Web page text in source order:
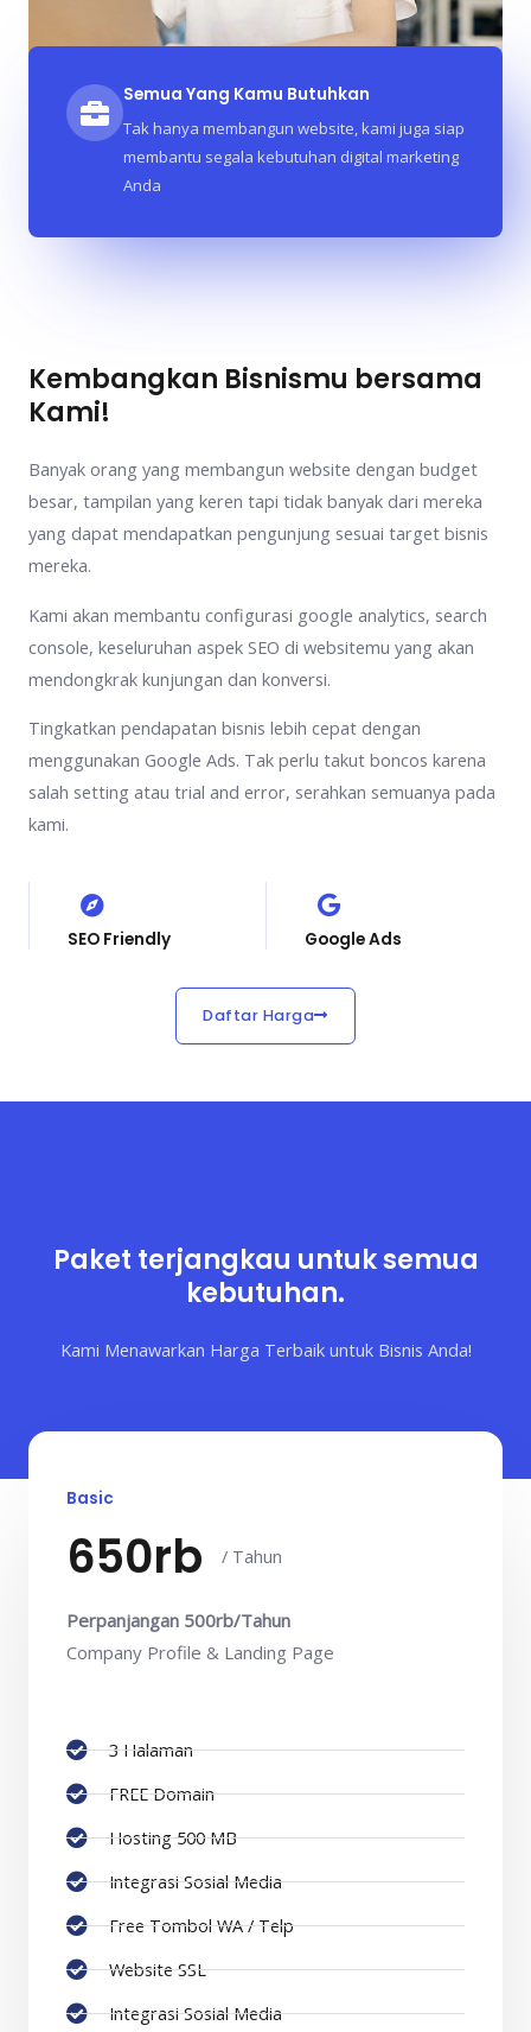
Semua Yang Kamu Butuhkan
Tak hanya membangun website, kami juga siap
membantu segala kebutuhan digital marketing
Anda
Kembangkan Bisnismu bersama
Kami!
Banyak orang yang membangun website dengan budget
besar, tampilan yang keren tapi tidak banyak dari mereka
yang dapat mendapatkan pengunjung sesuai target bisnis
mereka.
Kami akan membantu configurasi google analytics, search
console, keseluruhan aspek SEO di websitemu yang akan
mendongkrak kunjungan dan konversi.
Tingkatkan pendapatan bisnis lebih cepat dengan
menggunakan Google Ads. Tak perlu takut boncos karena
salah setting atau trial and error, serahkan semuanya pada
kami.
SEO Friendly Google Ads
Daftar Harga
Paket terjangkau untuk semua
kebutuhan.
Kami Menawarkan Harga Terbaik untuk Bisnis Anda!
Basic
650rb / Tahun
Perpanjangan 500rb/Tahun
Company Profile & Landing Page
3 Halaman
FREE Domain
Hosting 500 MB
Integrasi Sosial Media
Free Tombol WA / Telp
Website SSL
Integrasi Sosial Media